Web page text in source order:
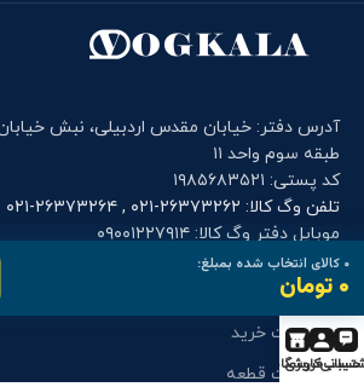
۰ کالای انتخاب شده بمبلغ:
۰ تومان
طبقه سوم واحد ۱۱
کد پستی: ۱۹۸۵۶۸۳۵۲۱
تلفن وگ کالا: ۲۶۳۷۳۲۶۲-۰۲۱ , ۲۶۳۷۳۲۶۴-۰۲۱
موبایل دفتر وگ کالا: ۰۹۰۰۱۲۲۷۹۱۴
فرم های کاربری
درخواست خرید
درخواست قطعه
حساب کاربری
فروشگاه